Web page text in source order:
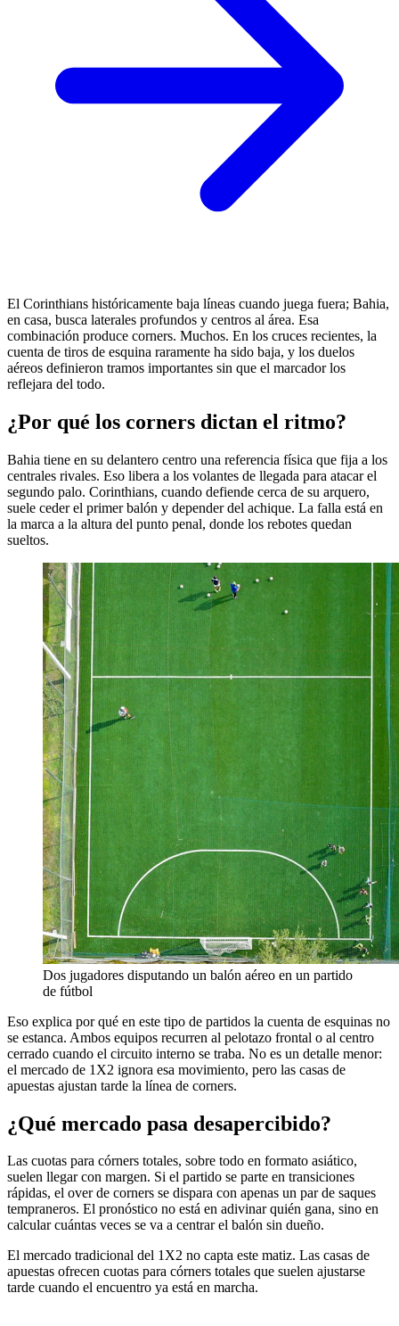
El Corinthians históricamente baja líneas cuando juega fuera; Bahia,
en casa, busca laterales profundos y centros al área. Esa
combinación produce corners. Muchos. En los cruces recientes, la
cuenta de tiros de esquina raramente ha sido baja, y los duelos
aéreos definieron tramos importantes sin que el marcador los
reflejara del todo.
¿Por qué los corners dictan el ritmo?
Bahia tiene en su delantero centro una referencia física que fija a los
centrales rivales. Eso libera a los volantes de llegada para atacar el
segundo palo. Corinthians, cuando defiende cerca de su arquero,
suele ceder el primer balón y depender del achique. La falla está en
la marca a la altura del punto penal, donde los rebotes quedan
sueltos.
Dos jugadores disputando un balón aéreo en un partido
de fútbol
Eso explica por qué en este tipo de partidos la cuenta de esquinas no
se estanca. Ambos equipos recurren al pelotazo frontal o al centro
cerrado cuando el circuito interno se traba. No es un detalle menor:
el mercado de 1X2 ignora esa movimiento, pero las casas de
apuestas ajustan tarde la línea de corners.
¿Qué mercado pasa desapercibido?
Las cuotas para córners totales, sobre todo en formato asiático,
suelen llegar con margen. Si el partido se parte en transiciones
rápidas, el over de corners se dispara con apenas un par de saques
tempraneros. El pronóstico no está en adivinar quién gana, sino en
calcular cuántas veces se va a centrar el balón sin dueño.
El mercado tradicional del 1X2 no capta este matiz. Las casas de
apuestas ofrecen cuotas para córners totales que suelen ajustarse
tarde cuando el encuentro ya está en marcha.